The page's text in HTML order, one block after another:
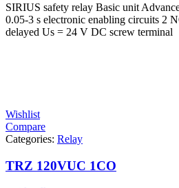
SIRIUS safety relay Basic unit
0.05-3 s electronic enabling circuits 2
delayed Us = 24 V DC screw terminal
Wishlist
Compare
Categories: Relay
TRZ 120VUC 1CO